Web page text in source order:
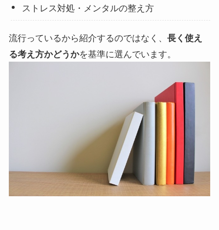
ストレス対処・メンタルの整え方
流行っているから紹介するのではなく、 長く使え
る考え方かどうかを基準に選んでいます。